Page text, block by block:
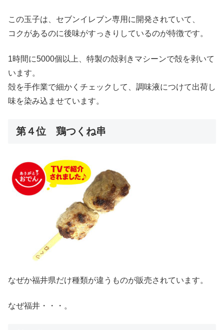
この玉子は、セブンイレブン専用に開発されていて、
コクがあるのに後味がすっきりしているのが特徴です。
1時間に5000個以上、特製の殻剥きマシーンで殻を剥いて
います。
殻を手作業で細かくチェックして、調味液につけて出荷し
味を染み込ませています。
第４位 鶏つくね串
なぜか福井県だけ種類が違うものが販売されています。
なぜ福井・・・。